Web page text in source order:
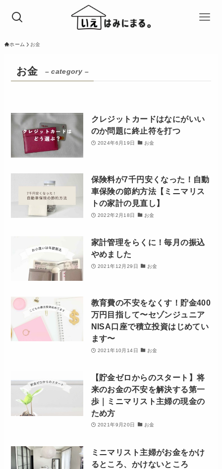
ホーム お金
お金 – category –
クレジットカードはなにがいい
のか問題に終止符を打つ
2024年6月19日 お金
保険料が7千円安くなった！自動
車保険の節約方法【ミニマリス
トの家計の見直し】
2022年2月18日 お金
家計管理をらくに！毎月の振込
やめました
2021年12月29日 お金
教育費の不安をなくす！貯金400
万円目指して〜セゾンジュニア
NISA口座で積立投資はじめてい
ます〜
2021年10月14日 お金
【貯金ゼロからのスタート】将
来のお金の不安を解決する第一
歩｜ミニマリスト主婦の現金の
ため方
2021年9月20日 お金
ミニマリスト主婦がお金をかけ
るところ、かけないところ